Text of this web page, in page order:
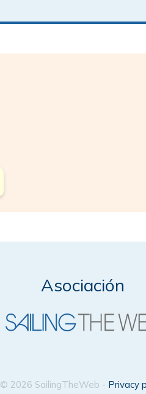
Asociación
© 2026 SailingTheWeb - Privacy